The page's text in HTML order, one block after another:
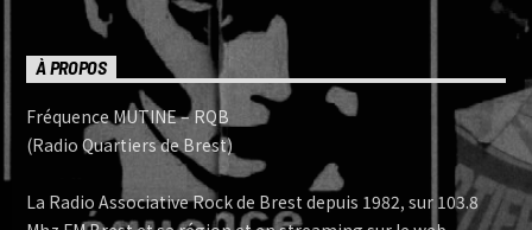
À PROPOS
Fréquence MUTINE – RQB
(Radio Quartiers de Brest)
La Radio Associative Rock de Brest depuis 1982, sur 103.8